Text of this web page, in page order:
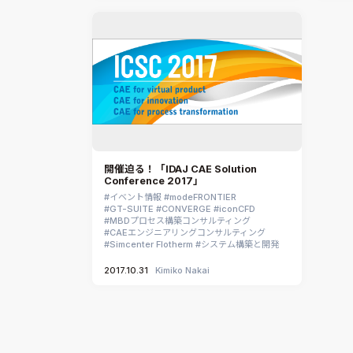
開催迫る！「IDAJ CAE Solution
Conference 2017」
イベント情報
modeFRONTIER
GT-SUITE
CONVERGE
iconCFD
MBDプロセス構築コンサルティング
CAEエンジニアリングコンサルティング
Simcenter Flotherm
システム構築と開発
2017.10.31 Kimiko Nakai